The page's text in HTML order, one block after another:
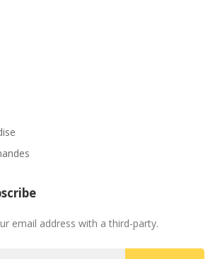
email address with a third-party.